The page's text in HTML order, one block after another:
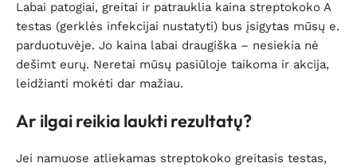
Labai patogiai, greitai ir patrauklia kaina streptokoko A
testas (gerklės infekcijai nustatyti) bus įsigytas mūsų e.
parduotuvėje. Jo kaina labai draugiška – nesiekia nė
dešimt eurų. Neretai mūsų pasiūloje taikoma ir akcija,
leidžianti mokėti dar mažiau.
Ar ilgai reikia laukti rezultatų?
Jei namuose atliekamas streptokoko greitasis testas,